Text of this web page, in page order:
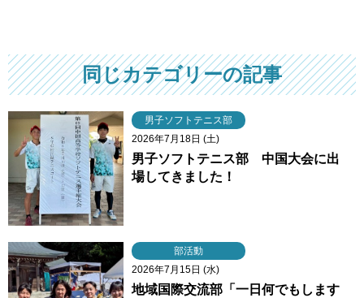
同じカテゴリーの記事
男子ソフトテニス部
2026年7月18日 (土)
男子ソフトテニス部 中国大会に出
場してきました！
部活動
2026年7月15日 (水)
地域国際交流部「一日何でもします